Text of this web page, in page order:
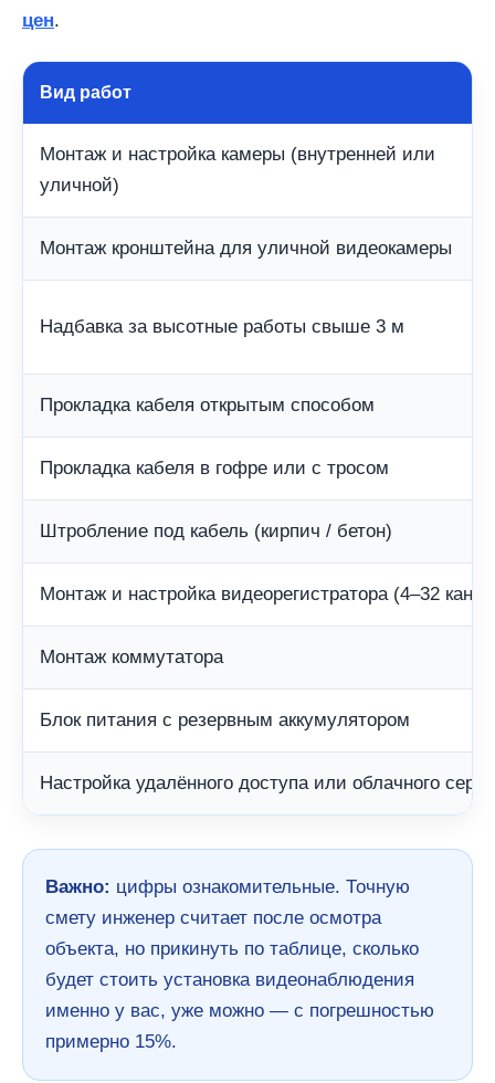
цен.
Вид работ
Монтаж и настройка камеры (внутренней или
уличной)
Монтаж кронштейна для уличной видеокамеры
Надбавка за высотные работы свыше 3 м
Прокладка кабеля открытым способом
Прокладка кабеля в гофре или с тросом
Штробление под кабель (кирпич / бетон)
Монтаж и настройка видеорегистратора (4–32
Монтаж коммутатора
Блок питания с резервным аккумулятором
Настройка удалённого доступа или облачного
Важно: цифры ознакомительные. Точную
смету инженер считает после осмотра
объекта, но прикинуть по таблице, сколько
будет стоить установка видеонаблюдения
именно у вас, уже можно — с погрешностью
примерно 15%.